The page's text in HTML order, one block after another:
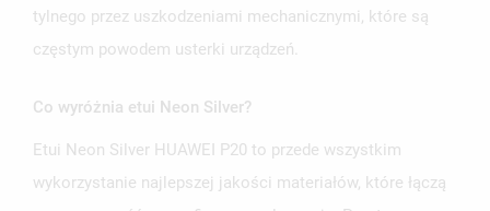
tylnego przez uszkodzeniami mechanicznymi, które są
częstym powodem usterki urządzeń.
Co wyróżnia etui Neon Silver?
Etui Neon Silver HUAWEI P20 to przede wszystkim
wykorzystanie najlepszej jakości materiałów, które łączą